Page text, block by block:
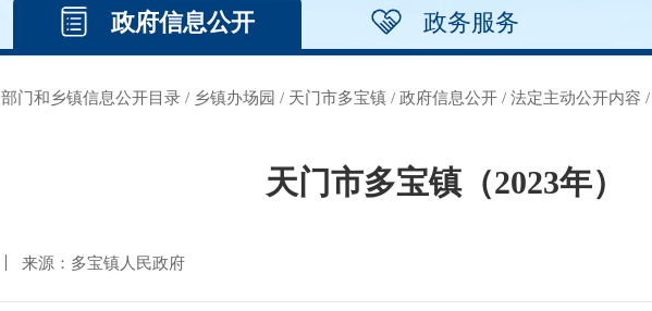
政府信息公开 政务服务
部门和乡镇信息公开目录 / 乡镇办场园 / 天门市多宝镇 / 政府信息公开 / 法定主动公开内容 /
天门市多宝镇（2023年）
来源：多宝镇人民政府